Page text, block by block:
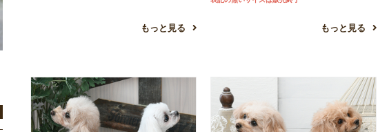
もっと見る もっと見る